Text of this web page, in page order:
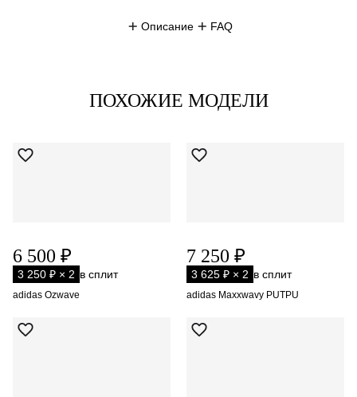
Описание FAQ
ПОХОЖИЕ МОДЕЛИ
6 500 ₽
3 250 ₽ × 2 в сплит
adidas Ozwave
7 250 ₽
3 625 ₽ × 2 в сплит
adidas Maxxwavy PUTPU